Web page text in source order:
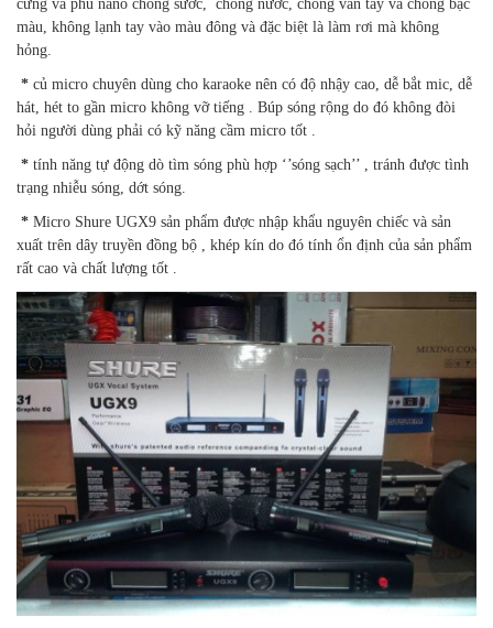
cứng và phủ nano chống sước, chống nước, chống vân tay và chống bạc
màu, không lạnh tay vào màu đông và đặc biệt là làm rơi mà không
hỏng.
* củ micro chuyên dùng cho karaoke nên có độ nhậy cao, dễ bắt mic, dễ
hát, hét to gần micro không vỡ tiếng . Búp sóng rộng do đó không đòi
hỏi người dùng phải có kỹ năng cầm micro tốt .
* tính năng tự động dò tìm sóng phù hợp ‘’sóng sạch’’ , tránh được tình
trạng nhiễu sóng, dớt sóng.
* Micro Shure UGX9 sản phẩm được nhập khẩu nguyên chiếc và sản
xuất trên dây truyền đồng bộ , khép kín do đó tính ổn định của sản phẩm
rất cao và chất lượng tốt .